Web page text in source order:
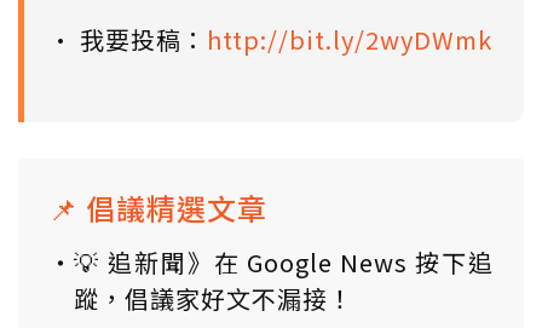
• 我要投稿： http://bit.ly/2wyDWmk
📌 倡議精選文章
💡 追新聞》在 Google News 按下追
蹤，倡議家好文不漏接！